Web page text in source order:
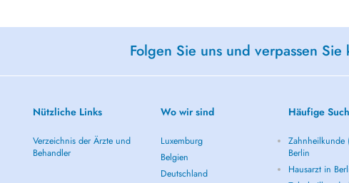
Folgen Sie uns und verpassen
Nützliche Links
Verzeichnis der Ärzte und
Behandler
Wo wir sind
Luxemburg
Belgien
Deutschland
Häufige
Zahnheilkunde
Berlin
Hausarzt in